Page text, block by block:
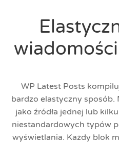
WP Latest Posts
bardzo elastyczny
jako źródła jednej lub
niestandardowych typów
wyświetlania. Każdy blok